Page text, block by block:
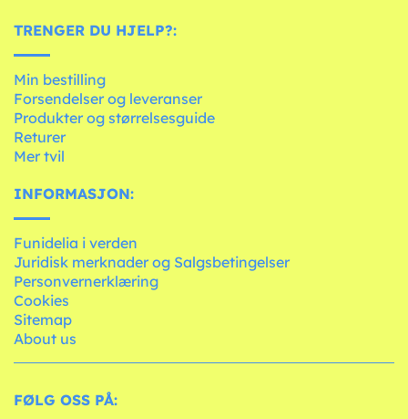
TRENGER DU HJELP?:
Min bestilling
Forsendelser og leveranser
Produkter og størrelsesguide
Returer
Mer tvil
INFORMASJON:
Funidelia i verden
Juridisk merknader og Salgsbetingelser
Personvernerklæring
Cookies
Sitemap
About us
FØLG OSS PÅ: